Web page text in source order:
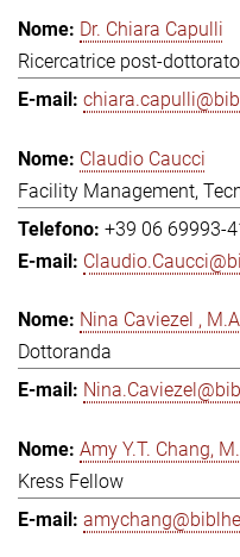
Dr. Chiara Capulli
Ricercatrice post-dottorato
Claudio Caucci
Facility Management,
+39 06 69993-
Nina Caviezel ,
Dottoranda
Amy Y.T. Chang,
Kress Fellow